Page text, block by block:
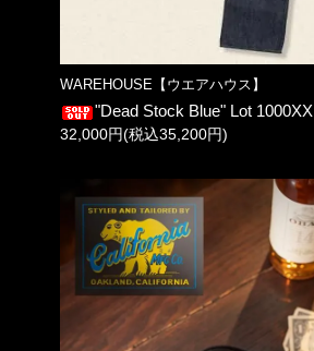
WAREHOUSE【ウエアハウス】
"Dead Stock Blue" Lot 1000XX
32,000円(税込35,200円)